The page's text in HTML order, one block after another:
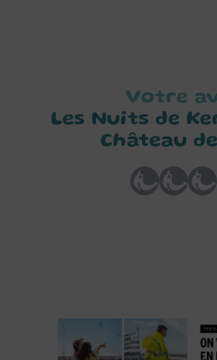
Votre
Les Nuits de
Château